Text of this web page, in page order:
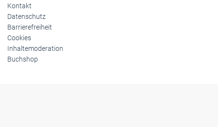
Kontakt
Datenschutz
Barrierefreiheit
Cookies
Inhaltemoderation
Buchshop